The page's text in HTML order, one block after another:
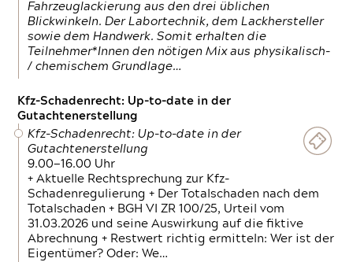
Fahrzeuglackierung aus den drei üblichen
Blickwinkeln. Der Labortechnik, dem Lackhersteller
sowie dem Handwerk. Somit erhalten die
Teilnehmer*Innen den nötigen Mix aus physikalisch-
/ chemischem Grundlage…
Kfz-Schadenrecht: Up-to-date in der
Gutachtenerstellung
Kfz-Schadenrecht: Up-to-date in der
Gutachtenerstellung
9.00—16.00 Uhr
+ Aktuelle Rechtsprechung zur Kfz-
Schadenregulierung + Der Totalschaden nach dem
Totalschaden + BGH VI ZR 100/25, Urteil vom
31.03.2026 und seine Auswirkung auf die fiktive
Abrechnung + Restwert richtig ermitteln: Wer ist der
Eigentümer? Oder: We…